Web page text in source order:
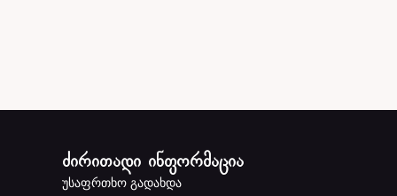
ძირითადი ინფორმაცია
უსაფრთხო გადახდა